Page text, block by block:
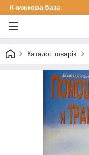
Книжкова база
Каталог товарів